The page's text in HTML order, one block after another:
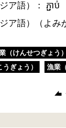
ア語）： ភ្ជាប់
ア語）（よみ
（けんせつぎょう）
ぎょう）
漁業